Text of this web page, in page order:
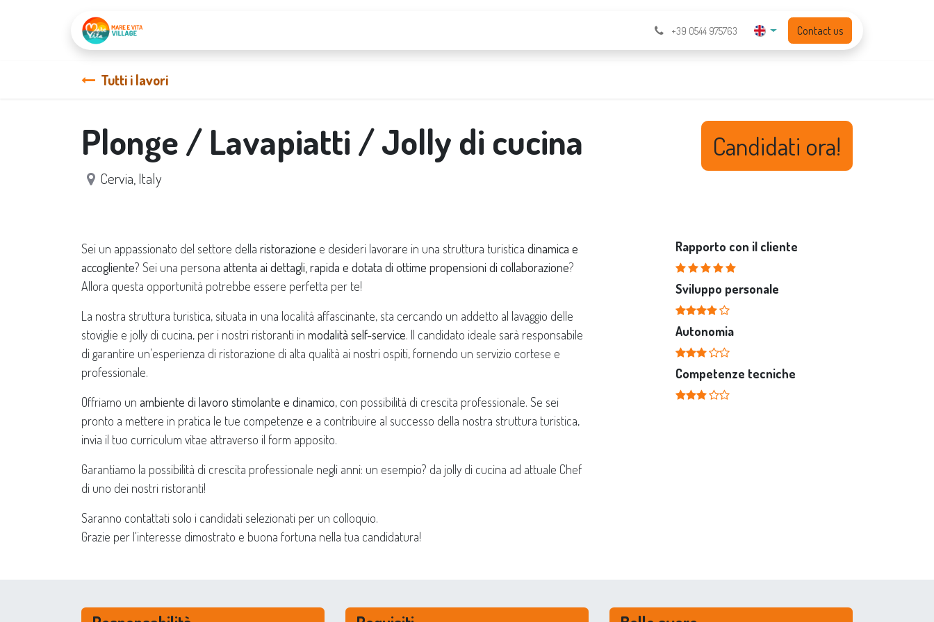
+39 0544 975763 Contact us
Tutti i lavori
Candidati ora!
Plonge / Lavapiatti / Jolly di cucina
Cervia Italy
Sei un appassionato del settore della ristorazione e desideri lavorare in una struttura turistica dinamica e
accogliente? Sei una persona attenta ai dettagli, rapida e dotata di ottime propensioni di collaborazione?
Allora questa opportunità potrebbe essere perfetta per te!
La nostra struttura turistica, situata in una località affascinante, sta cercando un addetto al lavaggio delle
stoviglie e jolly di cucina, per i nostri ristoranti in modalità self-service. Il candidato ideale sarà responsabile
di garantire un'esperienza di ristorazione di alta qualità ai nostri ospiti, fornendo un servizio cortese e
professionale.
Offriamo un ambiente di lavoro stimolante e dinamico, con possibilità di crescita professionale. Se sei
pronto a mettere in pratica le tue competenze e a contribuire al successo della nostra struttura turistica,
invia il tuo curriculum vitae attraverso il form apposito.
Garantiamo la possibilità di crescita professionale negli anni: un esempio? da jolly di cucina ad attuale Chef
di uno dei nostri ristoranti!
Saranno contattati solo i candidati selezionati per un colloquio.
Grazie per l'interesse dimostrato e buona fortuna nella tua candidatura!
Rapporto con il cliente
Sviluppo personale
Autonomia
Competenze tecniche